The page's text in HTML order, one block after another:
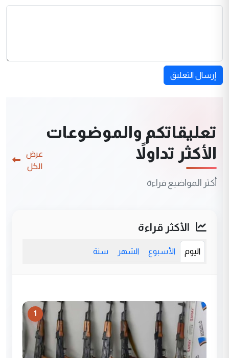
إرسال التعليق
تعليقاتكم والموضوعات
الأكثر تداولاً
أكثر المواضيع قراءة
عرض
الكل
الأكثر قراءة
اليوم الأسبوع الشهر سنة
1